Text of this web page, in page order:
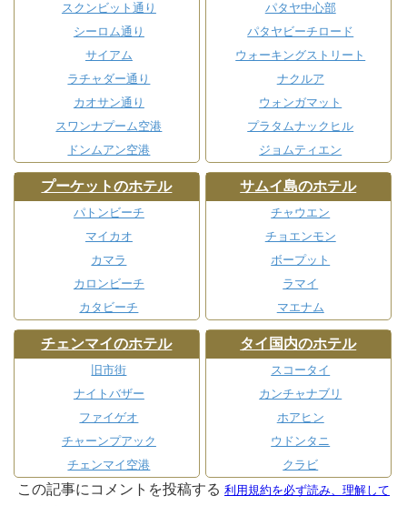
スクンビット通り
シーロム通り
サイアム
ラチャダー通り
カオサン通り
スワンナプーム空港
ドンムアン空港
パタヤ中心部
パタヤビーチロード
ウォーキングストリート
ナクルア
ウォンガマット
プラタムナックヒル
ジョムティエン
プーケットのホテル
パトンビーチ
マイカオ
カマラ
カロンビーチ
カタビーチ
サムイ島のホテル
チャウエン
チョエンモン
ボープット
ラマイ
マエナム
チェンマイのホテル
旧市街
ナイトバザー
ファイゲオ
チャーンプアック
チェンマイ空港
タイ国内のホテル
スコータイ
カンチャナブリ
ホアヒン
ウドンタニ
クラビ